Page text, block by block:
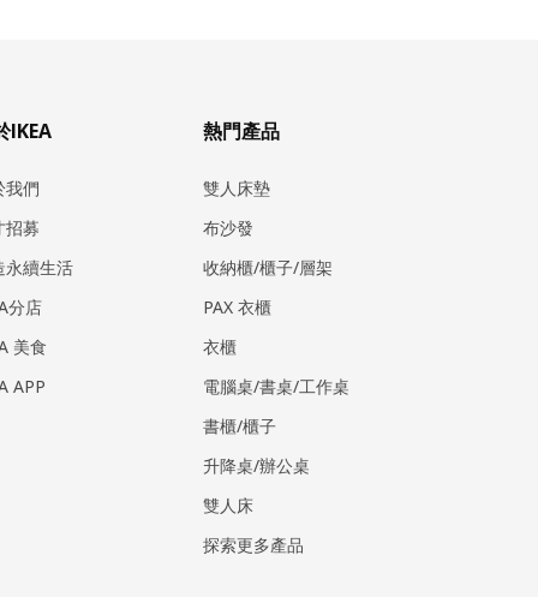
IKEA
我們
招募
永續生活
分店
美食
APP
熱門產品
雙人床墊
布沙發
收納櫃/櫃子/層架
PAX 衣櫃
衣櫃
電腦桌/書桌/工作桌
書櫃/櫃子
升降桌/辦公桌
雙人床
探索更多產品